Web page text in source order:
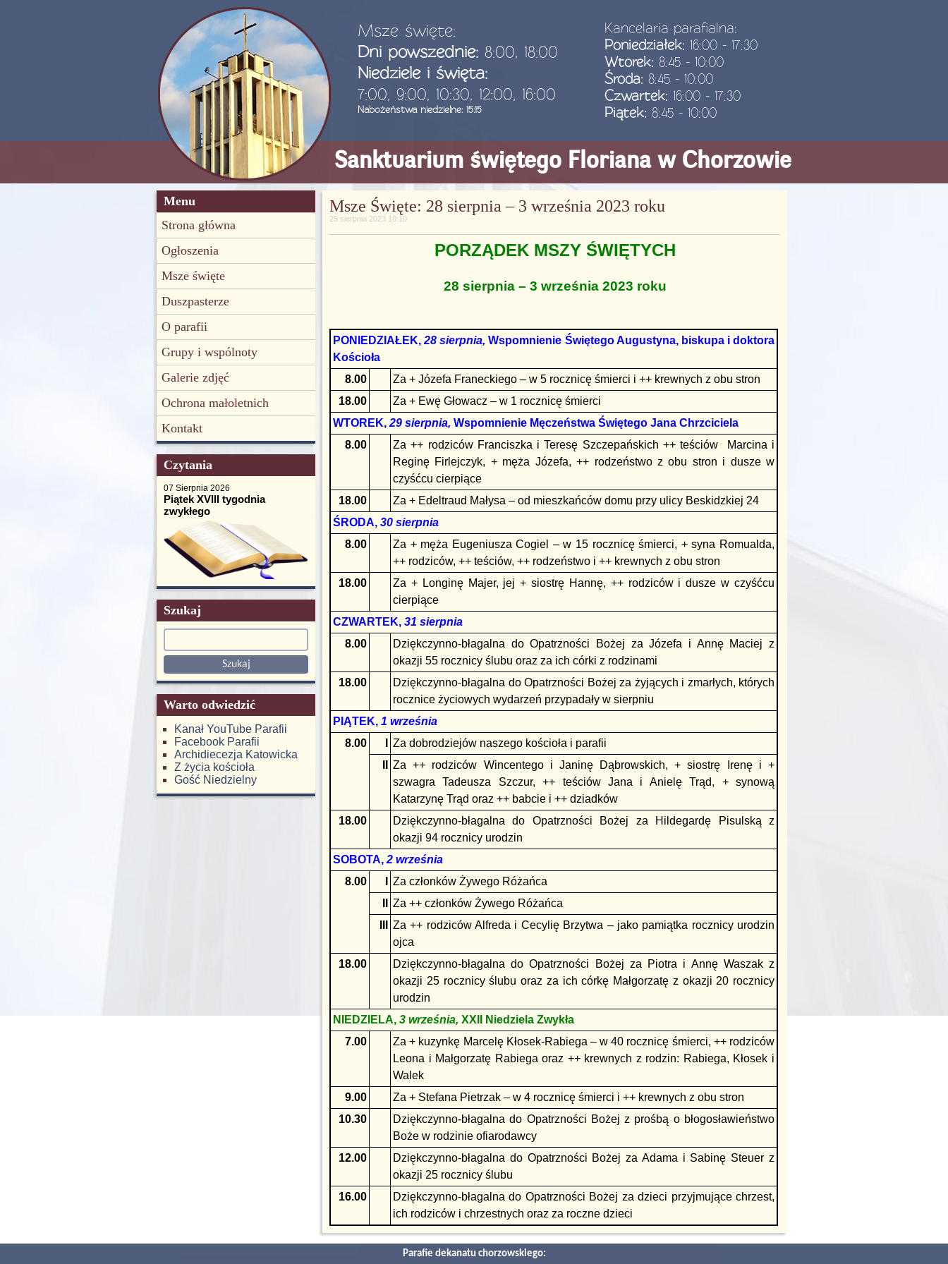
Msze święte:
Dni powszednie: 8:00, 18:00
Niedziele i święta:
7:00, 9:00, 10:30, 12:00, 16:00
Nabożeństwa niedzielne: 15:15
Kancelaria parafialna:
Poniedziałek: 16:00 - 17:30
Wtorek: 8:45 - 10:00
Środa: 8:45 - 10:00
Czwartek: 16:00 - 17:30
Piątek: 8:45 - 10:00
Sanktuarium świętego Floriana w Chorzowie
Menu
Strona główna
Ogłoszenia
Msze święte
Duszpasterze
O parafii
Grupy i wspólnoty
Galerie zdjęć
Ochrona małoletnich
Kontakt
Czytania
07 Sierpnia 2026
Piątek XVIII tygodnia
zwykłego
Szukaj
Warto odwiedzić
Kanał YouTube Parafii
Facebook Parafii
Archidiecezja Katowicka
Z życia kościoła
Gość Niedzielny
Msze Święte: 28 sierpnia – 3 września 2023 roku
25 sierpnia 2023 10:10
PORZĄDEK MSZY ŚWIĘTYCH
28 sierpnia – 3 września 2023 roku
PONIEDZIAŁEK,28 sierpnia, Wspomnienie Świętego Augustyna, biskupa i doktora
Kościoła
8.00
Za + Józefa Franeckiego – w 5 rocznicę śmierci i ++ krewnych z obu stron
18.00
Za + Ewę Głowacz – w 1 rocznicę śmierci
WTOREK, 29 sierpnia, Wspomnienie Męczeństwa Świętego Jana Chrzciciela
8.00
Za ++ rodziców Franciszka i Teresę Szczepańskich ++ teściów Marcina i
Reginę Firlejczyk, + męża Józefa, ++ rodzeństwo z obu stron i dusze w
czyśćcu cierpiące
18.00
Za + Edeltraud Małysa – od mieszkańców domu przy ulicy Beskidzkiej 24
ŚRODA, 30 sierpnia
8.00
Za + męża Eugeniusza Cogiel – w 15 rocznicę śmierci, + syna Romualda,
++ rodziców, ++ teściów, ++ rodzeństwo i ++ krewnych z obu stron
18.00
Za + Longinę Majer, jej + siostrę Hannę, ++ rodziców i dusze w czyśćcu
cierpiące
CZWARTEK, 31 sierpnia
8.00
Dziękczynno-błagalna do Opatrzności Bożej za Józefa i Annę Maciej z
okazji 55 rocznicy ślubu oraz za ich córki z rodzinami
18.00
Dziękczynno-błagalna do Opatrzności Bożej za żyjących i zmarłych, których
rocznice życiowych wydarzeń przypadały w sierpniu
PIĄTEK, 1 września
8.00
Za dobrodziejów naszego kościoła i parafii
Za ++ rodziców Wincentego i Janinę Dąbrowskich, + siostrę Irenę i +
szwagra Tadeusza Szczur, ++ teściów Jana i Anielę Trąd, + synową
Katarzynę Trąd oraz ++ babcie i ++ dziadków
18.00
Dziękczynno-błagalna do Opatrzności Bożej za Hildegardę Pisulską z
okazji 94 rocznicy urodzin
SOBOTA, 2 września
8.00
Za członków Żywego Różańca
Za ++ członków Żywego Różańca
Za ++ rodziców Alfreda i Cecylię Brzytwa – jako pamiątka rocznicy urodzin
ojca
18.00
Dziękczynno-błagalna do Opatrzności Bożej za Piotra i Annę Waszak z
okazji 25 rocznicy ślubu oraz za ich córkę Małgorzatę z okazji 20 rocznicy
urodzin
NIEDZIELA, 3 września, XXII Niedziela Zwykła
7.00
Za + kuzynkę Marcelę Kłosek-Rabiega – w 40 rocznicę śmierci, ++ rodziców
Leona i Małgorzatę Rabiega oraz ++ krewnych z rodzin: Rabiega, Kłosek i
Walek
9.00
Za + Stefana Pietrzak – w 4 rocznicę śmierci i ++ krewnych z obu stron
10.30
Dziękczynno-błagalna do Opatrzności Bożej z prośbą o błogosławieństwo
Boże w rodzinie ofiarodawcy
12.00
Dziękczynno-błagalna do Opatrzności Bożej za Adama i Sabinę Steuer z
okazji 25 rocznicy ślubu
16.00
Dziękczynno-błagalna do Opatrzności Bożej za dzieci przyjmujące chrzest,
ich rodziców i chrzestnych oraz za roczne dzieci
Parafie dekanatu chorzowskiego: